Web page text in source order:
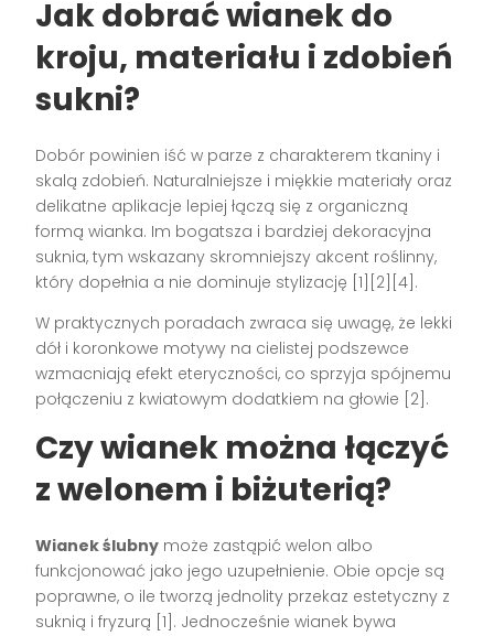
Jak dobrać wianek do
kroju, materiału i zdobień
sukni?
Dobór powinien iść w parze z charakterem tkaniny i
skalą zdobień. Naturalniejsze i miękkie materiały oraz
delikatne aplikacje lepiej łączą się z organiczną
formą wianka. Im bogatsza i bardziej dekoracyjna
suknia, tym wskazany skromniejszy akcent roślinny,
który dopełnia a nie dominuje stylizację [1][2][4].
W praktycznych poradach zwraca się uwagę, że lekki
dół i koronkowe motywy na cielistej podszewce
wzmacniają efekt eteryczności, co sprzyja spójnemu
połączeniu z kwiatowym dodatkiem na głowie [2].
Czy wianek można łączyć
z welonem i biżuterią?
Wianek ślubny może zastąpić welon albo
funkcjonować jako jego uzupełnienie. Obie opcje są
poprawne, o ile tworzą jednolity przekaz estetyczny z
suknią i fryzurą [1]. Jednocześnie wianek bywa